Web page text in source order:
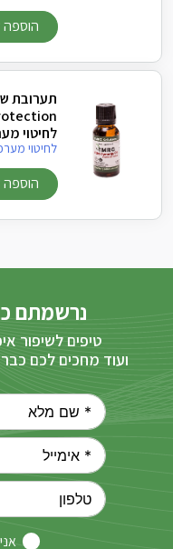
תערובת
לחיטוי
לחיטוי
נרשמתם
טיפים לשיפור
ועוד מחכים לכם